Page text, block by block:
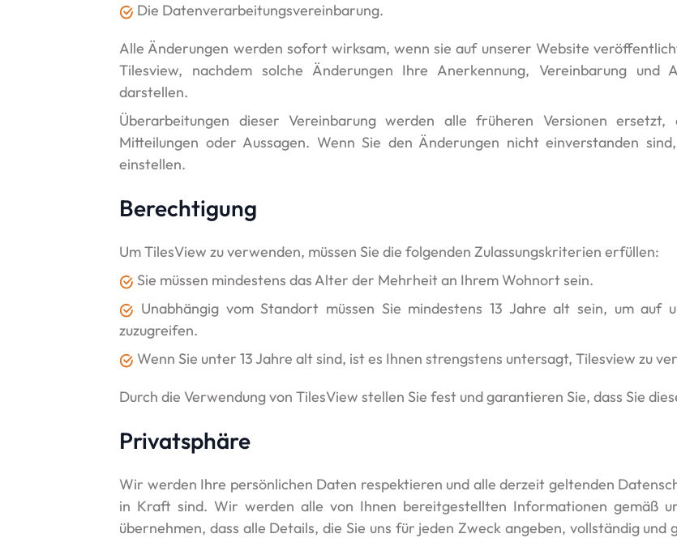
Die Datenverarbeitungsvereinbarung.
Alle Änderungen werden sofort wirksam, wenn sie auf unserer Website
Tilesview, nachdem solche Änderungen Ihre Anerkennung, Vereinbarung und
darstellen.
Überarbeitungen dieser Vereinbarung werden alle früheren Versionen
Mitteilungen oder Aussagen. Wenn Sie den Änderungen nicht einverstanden
einstellen.
Berechtigung
Um TilesView zu verwenden, müssen Sie die folgenden Zulassungskriterien erfüllen:
Sie müssen mindestens das Alter der Mehrheit an Ihrem Wohnort sein.
Unabhängig vom Standort müssen Sie mindestens 13 Jahre alt sein, um auf
zuzugreifen.
Wenn Sie unter 13 Jahre alt sind, ist es Ihnen strengstens untersagt, Tilesview zu
Durch die Verwendung von TilesView stellen Sie fest und garantieren Sie, dass Sie
Privatsphäre
Wir werden Ihre persönlichen Daten respektieren und alle derzeit geltenden
in Kraft sind. Wir werden alle von Ihnen bereitgestellten Informationen gemäß
übernehmen, dass alle Details, die Sie uns für jeden Zweck angeben, vollständig und